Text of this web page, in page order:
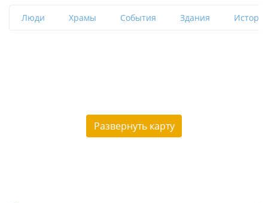
Люди Храмы События Здания
Развернуть карту